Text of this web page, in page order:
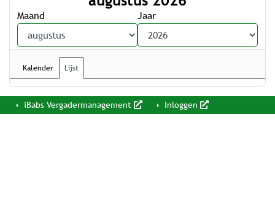
Maand Jaar
Kalender Lijst
iBabs Vergadermanagement Inloggen